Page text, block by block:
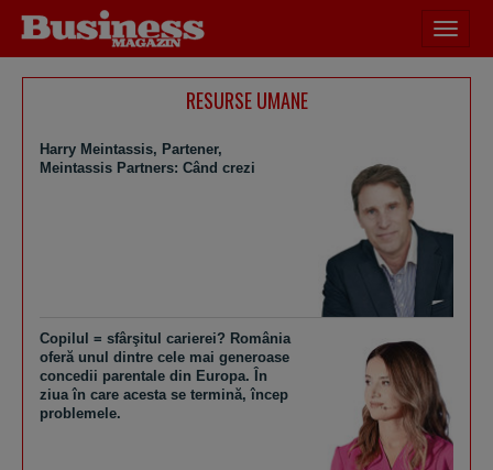
meniu
RESURSE UMANE
Harry Meintassis, Partener,
Meintassis Partners: Când crezi
Copilul = sfârşitul carierei? România
oferă unul dintre cele mai generoase
concedii parentale din Europa. În
ziua în care acesta se termină, încep
problemele.